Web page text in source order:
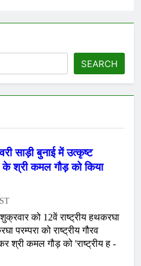
SEARCH